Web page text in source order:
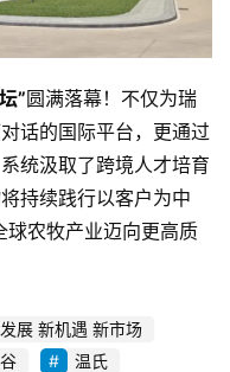
”圆满落幕！不仅为瑞
话的国际平台，更通过
统汲取了跨境人才培育
持续践行以客户为中
球农牧产业迈向更高质
展 新机遇 新市场
温氏